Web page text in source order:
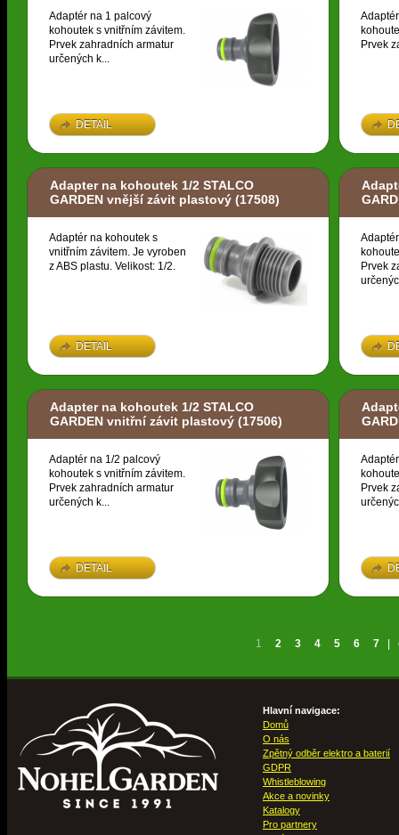
Adaptér na 1 palcový
kohoutek s vnitřním závitem.
Prvek zahradních armatur
určených k...
DETAIL
Prvek
Adapter na kohoutek 1/2 STALCO
GARDEN vnější závit plastový (17508)
Adaptér na kohoutek s
vnitřním závitem. Je vyroben
z ABS plastu. Velikost: 1/2.
DETAIL
Prvek
Adapter na kohoutek 1/2 STALCO
GARDEN vnitřní závit plastový (17506)
Adaptér na 1/2 palcový
kohoutek s vnitřním závitem.
Prvek zahradních armatur
určených k...
DETAIL
Prvek
1 2 3 4 5 6 7
Hlavní navigace:
Domů
O nás
Zpětný odběr elektro a baterií
GDPR
Whistleblowing
Akce a novinky
Katalogy
Pro partnery